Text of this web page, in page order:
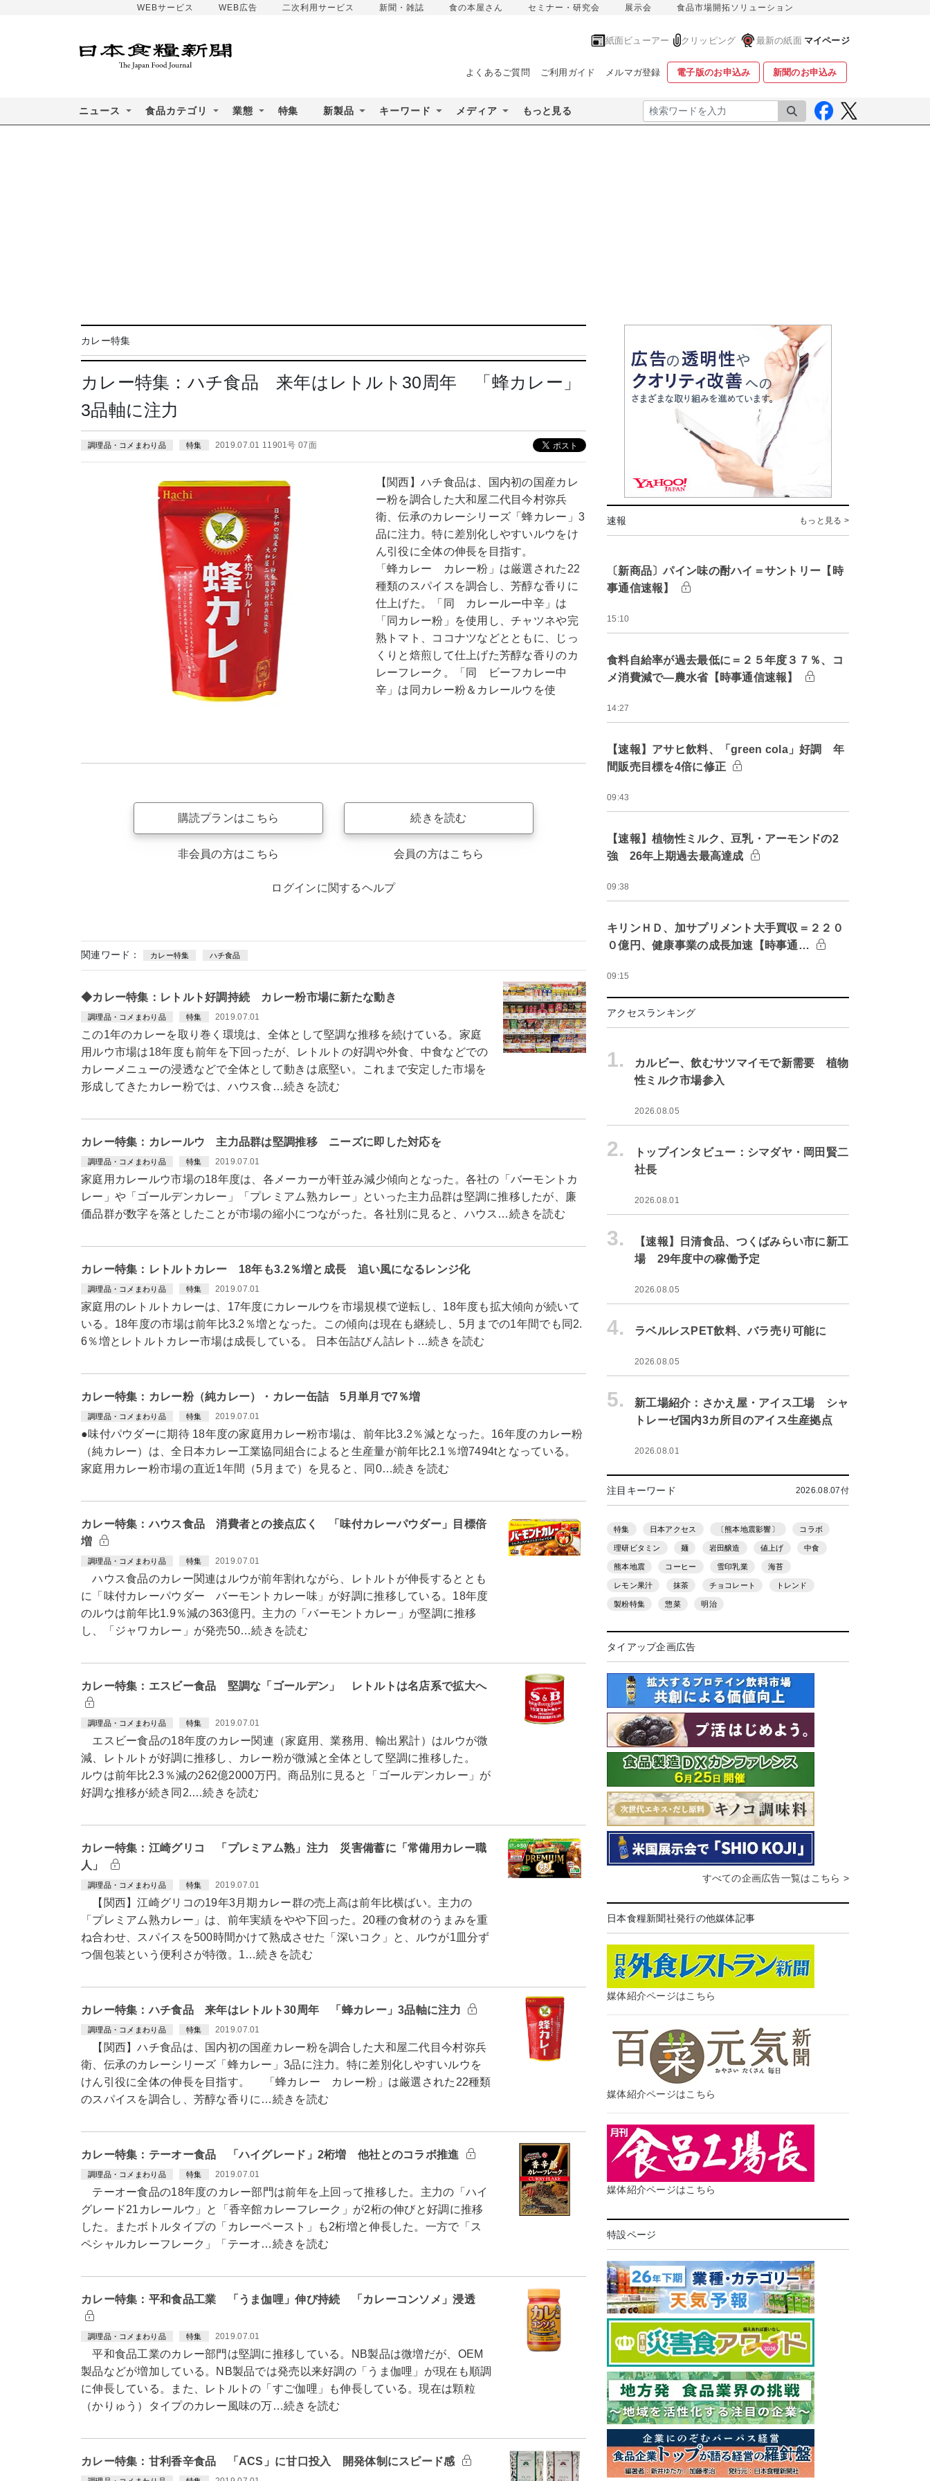
WEBサービス WEB広告 二次利用サービス 新聞・雑誌 食の本屋さん セミナー・研究会 展示会 食品市場開拓ソリューション
紙面ビューアー クリッピング 最新の紙面 マイページ
よくあるご質問 ご利用ガイド メルマガ登録 電子版のお申込み 新聞のお申込み
ニュース 食品カテゴリ 業態 特集 新製品 キーワード メディア もっと見る 検索
カレー特集
カレー特集：ハチ食品 来年はレトルト30周年 「蜂カレー」
3品軸に注力
調理品・コメまわり品 特集 2019.07.01 11901号 07面
【関西】ハチ食品は、国内初の国産カレ
ー粉を調合した大和屋二代目今村弥兵
衛、伝承のカレーシリーズ「蜂カレー」3
品に注力。特に差別化しやすいルウをけ
ん引役に全体の伸長を目指す。
「蜂カレー カレー粉」は厳選された22
種類のスパイスを調合し、芳醇な香りに
仕上げた。「同 カレールー中辛」は
「同カレー粉」を使用し、チャツネや完
熟トマト、ココナツなどとともに、じっ
くりと焙煎して仕上げた芳醇な香りのカ
レーフレーク。「同 ビーフカレー中
辛」は同カレー粉＆カレールウを使
購読プランはこちら
非会員の方はこちら
続きを読む
会員の方はこちら
ログインに関するヘルプ
関連ワード： カレー特集 ハチ食品
◆カレー特集：レトルト好調持続 カレー粉市場に新たな動き
調理品・コメまわり品 特集 2019.07.01
この1年のカレーを取り巻く環境は、全体として堅調な推移を続けている。家庭
用ルウ市場は18年度も前年を下回ったが、レトルトの好調や外食、中食などでの
カレーメニューの浸透などで全体として動きは底堅い。これまで安定した市場を
形成してきたカレー粉では、ハウス食…続きを読む
カレー特集：カレールウ 主力品群は堅調推移 ニーズに即した対応を
調理品・コメまわり品 特集 2019.07.01
家庭用カレールウ市場の18年度は、各メーカーが軒並み減少傾向となった。各社の「バーモントカ
レー」や「ゴールデンカレー」「プレミアム熟カレー」といった主力品群は堅調に推移したが、廉
価品群が数字を落としたことが市場の縮小につながった。各社別に見ると、ハウス…続きを読む
カレー特集：レトルトカレー 18年も3.2％増と成長 追い風になるレンジ化
調理品・コメまわり品 特集 2019.07.01
家庭用のレトルトカレーは、17年度にカレールウを市場規模で逆転し、18年度も拡大傾向が続いて
いる。18年度の市場は前年比3.2％増となった。この傾向は現在も継続し、5月までの1年間でも同2.
6％増とレトルトカレー市場は成長している。 日本缶詰びん詰レト…続きを読む
カレー特集：カレー粉（純カレー）・カレー缶詰 5月単月で7％増
調理品・コメまわり品 特集 2019.07.01
●味付パウダーに期待 18年度の家庭用カレー粉市場は、前年比3.2％減となった。16年度のカレー粉
（純カレー）は、全日本カレー工業協同組合によると生産量が前年比2.1％増7494tとなっている。
家庭用カレー粉市場の直近1年間（5月まで）を見ると、同0…続きを読む
カレー特集：ハウス食品 消費者との接点広く 「味付カレーパウダー」目標倍
増
調理品・コメまわり品 特集 2019.07.01
ハウス食品のカレー関連はルウが前年割れながら、レトルトが伸長するととも
に「味付カレーパウダー バーモントカレー味」が好調に推移している。18年度
のルウは前年比1.9％減の363億円。主力の「バーモントカレー」が堅調に推移
し、「ジャワカレー」が発売50…続きを読む
カレー特集：エスビー食品 堅調な「ゴールデン」 レトルトは名店系で拡大へ
調理品・コメまわり品 特集 2019.07.01
エスビー食品の18年度のカレー関連（家庭用、業務用、輸出累計）はルウが微
減、レトルトが好調に推移し、カレー粉が微減と全体として堅調に推移した。
ルウは前年比2.3％減の262億2000万円。商品別に見ると「ゴールデンカレー」が
好調な推移が続き同2.…続きを読む
カレー特集：江崎グリコ 「プレミアム熟」注力 災害備蓄に「常備用カレー職
人」
調理品・コメまわり品 特集 2019.07.01
【関西】江崎グリコの19年3月期カレー群の売上高は前年比横ばい。主力の
「プレミアム熟カレー」は、前年実績をやや下回った。20種の食材のうまみを重
ね合わせ、スパイスを500時間かけて熟成させた「深いコク」と、ルウが1皿分ず
つ個包装という便利さが特徴。1…続きを読む
カレー特集：ハチ食品 来年はレトルト30周年 「蜂カレー」3品軸に注力
調理品・コメまわり品 特集 2019.07.01
【関西】ハチ食品は、国内初の国産カレー粉を調合した大和屋二代目今村弥兵
衛、伝承のカレーシリーズ「蜂カレー」3品に注力。特に差別化しやすいルウを
けん引役に全体の伸長を目指す。 「蜂カレー カレー粉」は厳選された22種類
のスパイスを調合し、芳醇な香りに…続きを読む
カレー特集：テーオー食品 「ハイグレード」2桁増 他社とのコラボ推進
調理品・コメまわり品 特集 2019.07.01
テーオー食品の18年度のカレー部門は前年を上回って推移した。主力の「ハイ
グレード21カレールウ」と「香辛館カレーフレーク」が2桁の伸びと好調に推移
した。またボトルタイプの「カレーペースト」も2桁増と伸長した。一方で「ス
ペシャルカレーフレーク」「テーオ…続きを読む
カレー特集：平和食品工業 「うま伽哩」伸び持続 「カレーコンソメ」浸透
調理品・コメまわり品 特集 2019.07.01
平和食品工業のカレー部門は堅調に推移している。NB製品は微増だが、OEM
製品などが増加している。NB製品では発売以来好調の「うま伽哩」が現在も順調
に伸長している。また、レトルトの「すご伽哩」も伸長している。現在は顆粒
（かりゅう）タイプのカレー風味の万…続きを読む
カレー特集：甘利香辛食品 「ACS」に甘口投入 開発体制にスピード感
速報 もっと見る >
〔新商品〕パイン味の酎ハイ＝サントリー【時
事通信速報】
15:10
食料自給率が過去最低に＝２５年度３７％、コ
メ消費減で―農水省【時事通信速報】
14:27
【速報】アサヒ飲料、「green cola」好調 年
間販売目標を4倍に修正
09:43
【速報】植物性ミルク、豆乳・アーモンドの2
強 26年上期過去最高達成
09:38
キリンＨＤ、加サプリメント大手買収＝２２０
０億円、健康事業の成長加速【時事通…
09:15
アクセスランキング
1.
カルビー、飲むサツマイモで新需要 植物
性ミルク市場参入
2026.08.05
2.
トップインタビュー：シマダヤ・岡田賢二
社長
2026.08.01
3.
【速報】日清食品、つくばみらい市に新工
場 29年度中の稼働予定
2026.08.05
4. ラベルレスPET飲料、バラ売り可能に
2026.08.05
5.
新工場紹介：さかえ屋・アイス工場 シャ
トレーゼ国内3カ所目のアイス生産拠点
2026.08.01
注目キーワード 2026.08.07付
特集 日本アクセス 〔熊本地震影響〕 コラボ
理研ビタミン 麺 岩田醸造 値上げ 中食
熊本地震 コーヒー 雪印乳業 海苔
レモン果汁 抹茶 チョコレート トレンド
製粉特集 惣菜 明治
タイアップ企画広告
すべての企画広告一覧はこちら >
日本食糧新聞社発行の他媒体記事
媒体紹介ページはこちら
媒体紹介ページはこちら
媒体紹介ページはこちら
特設ページ